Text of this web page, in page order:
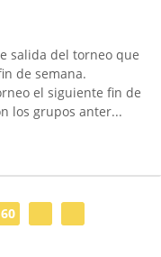
salida del torneo que
de semana.
el siguiente fin de
los grupos anter...
60